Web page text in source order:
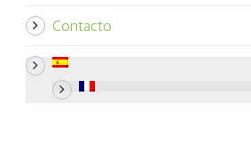
Contacto